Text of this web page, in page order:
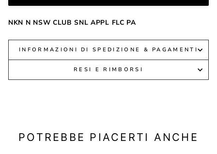
NKN N NSW CLUB SNL APPL FLC PA
INFORMAZIONI DI SPEDIZIONE & PAGAMENTI
RESI E RIMBORSI
POTREBBE PIACERTI ANCHE